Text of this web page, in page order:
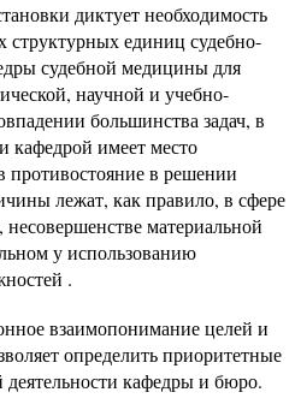
диктует необходимость
структурных единиц судебно-
судебной медицины для
научной и учебно-
большинства задач, в
кафедрой имеет место
противостояние в решении
лежат, как правило, в сфере
материальной
у использованию
.
взаимопонимание целей и
определить приоритетные
деятельности кафедры и бюро.